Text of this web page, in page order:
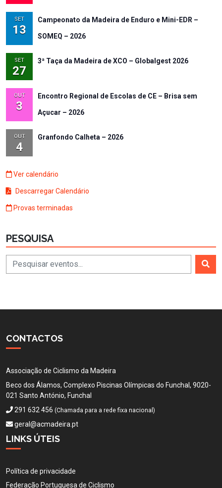
SET
13
Campeonato da Madeira de Enduro e Mini-EDR –
SOMEQ – 2026
SET
27
3ª Taça da Madeira de XCO – Globalgest 2026
OUT
3
Encontro Regional de Escolas de CE – Brisa sem
Açucar – 2026
OUT
4
Granfondo Calheta – 2026
Ver calendário
Descarregar Calendário
Provas terminadas
PESQUISA
CONTACTOS
Associação de Ciclismo da Madeira
Beco dos Álamos, Complexo Piscinas Olímpicas do Funchal, 9020-
021 Santo António, Funchal
291 632 456 (Chamada para a rede fixa nacional)
geral@acmadeira.pt
LINKS ÚTEIS
Política de privacidade
Federação Portuguesa de Ciclismo